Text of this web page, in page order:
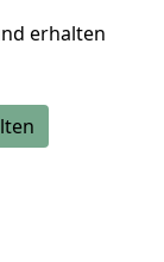
erhalten